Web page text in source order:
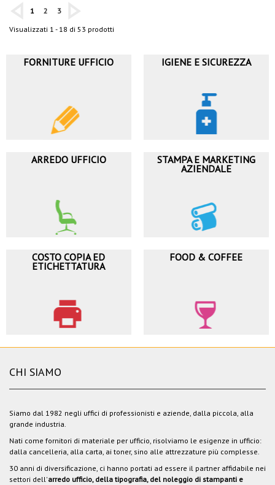
1 2
3
Visualizzati 1 - 18 di 53 prodotti
FORNITURE UFFICIO IGIENE E SICUREZZA
ARREDO UFFICIO STAMPA E MARKETING
AZIENDALE
COSTO COPIA ED
ETICHETTATURA
FOOD & COFFEE
CHI SIAMO
Siamo dal 1982 negli uffici di professionisti e aziende, dalla piccola, alla
grande industria.
Nati come fornitori di materiale per ufficio, risolviamo le esigenze in ufficio:
dalla cancelleria, alla carta, ai toner, sino alle attrezzature più complesse.
30 anni di diversificazione, ci hanno portati ad essere il partner affidabile nei
settori dell'arredo ufficio, della tipografia, del noleggio di stampanti e